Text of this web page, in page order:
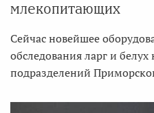
млекопитающих
Сейчас новейшее
обследования ларг и белух
подразделений